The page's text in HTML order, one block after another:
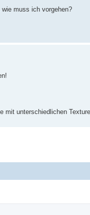
muss ich vorgehen?
mit unterschiedlichen